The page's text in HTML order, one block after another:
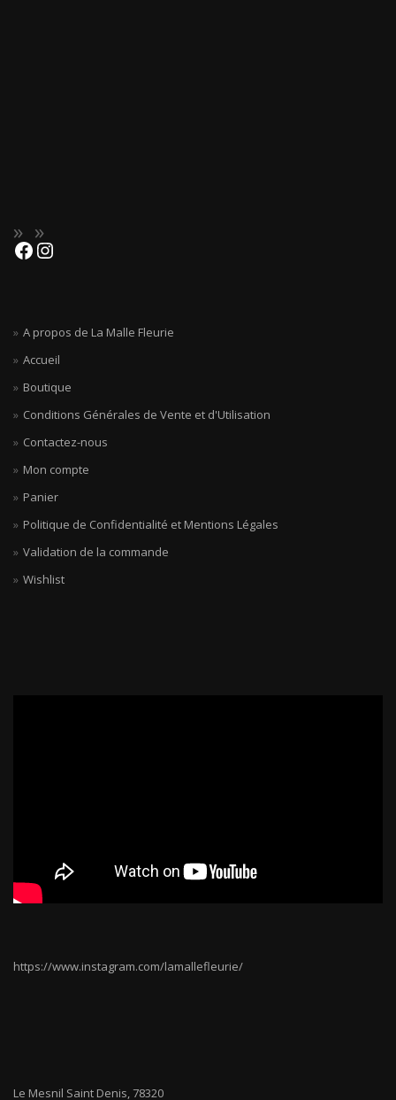
A propos de La Malle Fleurie
Accueil
Boutique
Conditions Générales de Vente et d'Utilisation
Contactez-nous
Mon compte
Panier
Politique de Confidentialité et Mentions Légales
Validation de la commande
Wishlist
https://www.instagram.com/lamallefleurie/
Le Mesnil Saint Denis,78320